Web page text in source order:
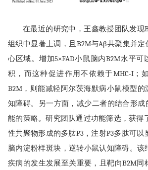
在最近的研究中，王鑫教授团队发现
组织中显著上调，且B2M与Aβ共聚集并
心区域。增加5×FAD小鼠脑内B2M水平
积，而这种促进作用不依赖于MHC-I；
B2M，则能减轻阿尔茨海默病小鼠模型的
知障碍。另一方面，减少二者的结合形
能的策略。研究团队通过功能筛选，获得
性共聚物形成的多肽P3，注射P3多肽可以
脑内淀粉样斑块，逆转小鼠认知障碍。该
疾病的发生发展至关重要，且靶向B2M同